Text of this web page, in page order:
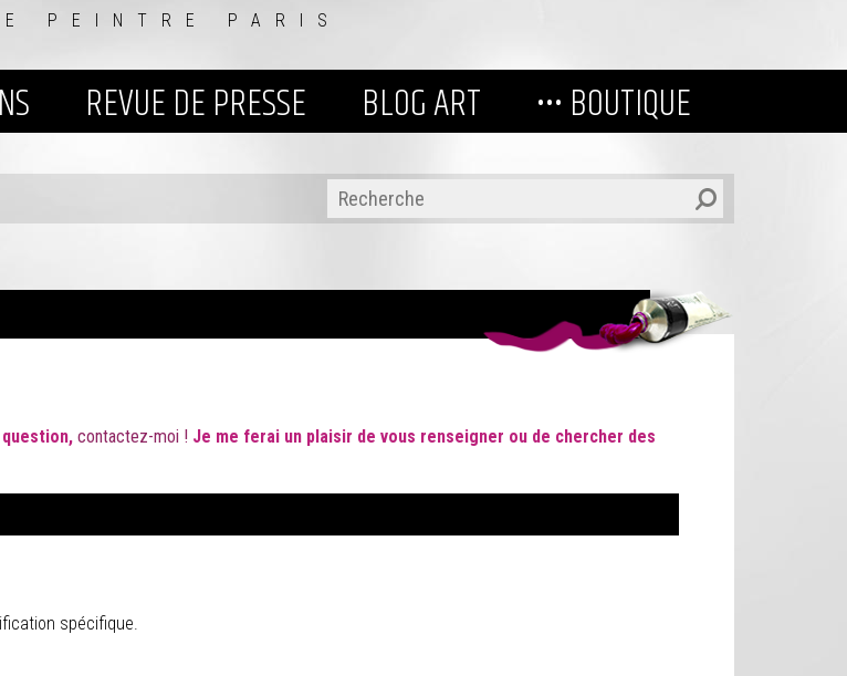
PEINTRE PARIS
REVUE DE PRESSE BLOG ART ••• BOUTIQUE
contactez-moi ! Je me ferai un plaisir de vous renseigner ou de chercher des
spécifique.